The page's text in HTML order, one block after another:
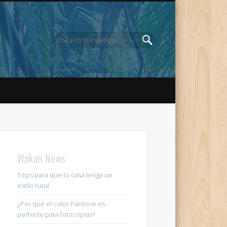
Wakan News
5 tips para que tu casa tenga un
estilo rural
¿Por qué el color Pantone es
perfecto para fotocopias?